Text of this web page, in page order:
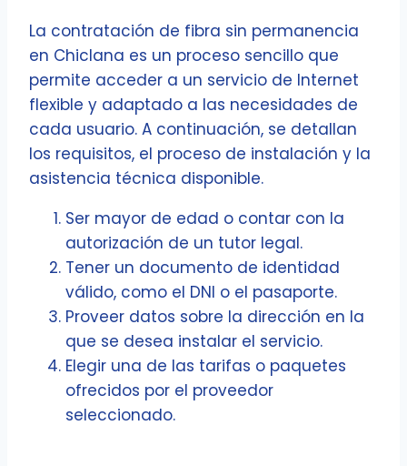
La contratación de fibra sin permanencia
en Chiclana es un proceso sencillo que
permite acceder a un servicio de Internet
flexible y adaptado a las necesidades de
cada usuario. A continuación, se detallan
los requisitos, el proceso de instalación y la
asistencia técnica disponible.
Ser mayor de edad o contar con la
autorización de un tutor legal.
Tener un documento de identidad
válido, como el DNI o el pasaporte.
Proveer datos sobre la dirección en la
que se desea instalar el servicio.
Elegir una de las tarifas o paquetes
ofrecidos por el proveedor
seleccionado.